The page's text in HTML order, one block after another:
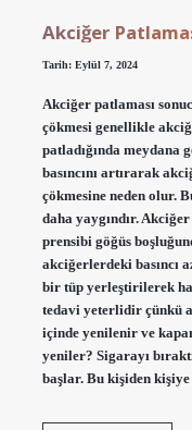
Akciğer
Tarih: Eylül 7, 2024
Akciğer patlaması
çökmesi genellikle
patladığında meydana
basıncını artırarak
çökmesine neden olur.
daha yaygındır.
prensibi göğüs
akciğerlerdeki basıncı
bir tüp yerleştirilerek
tedavi yeterlidir çünkü
içinde yenilenir ve
yeniler? Sigarayı
başlar. Bu kişiden kişiye